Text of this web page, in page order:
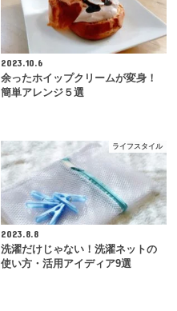
2023.10.6
余ったホイップクリームが変身！
簡単アレンジ５選
ライフスタイル
2023.8.8
洗濯だけじゃない！洗濯ネットの
使い方・活用アイディア9選